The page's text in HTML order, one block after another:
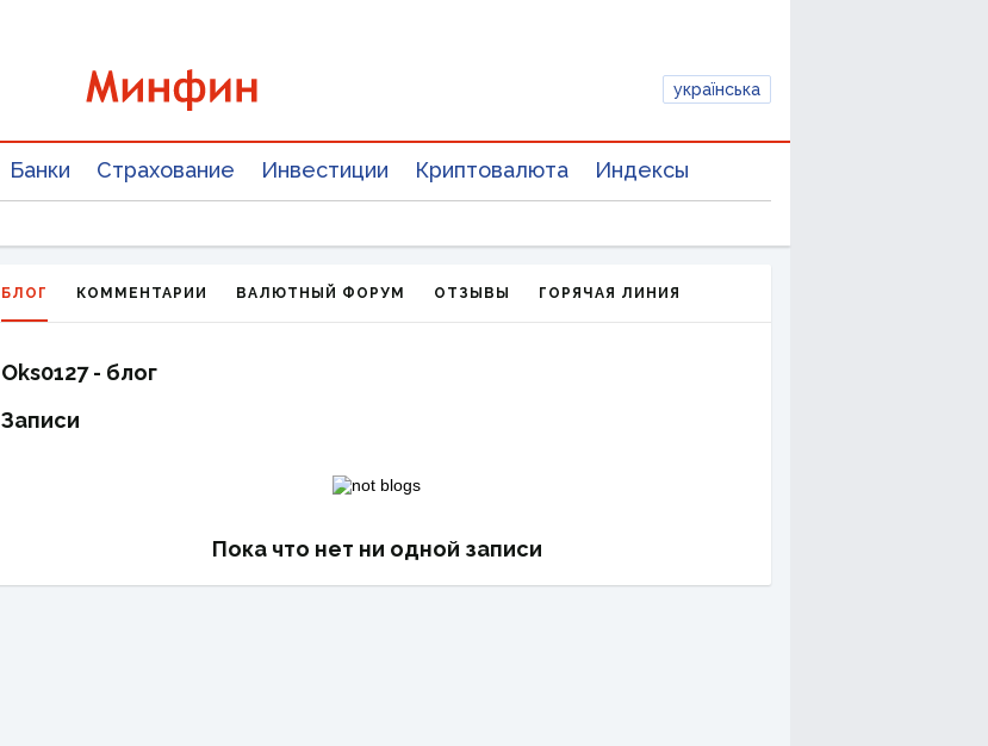
українська
Банки Страхование Инвестиции Криптовалюта Индексы
БЛОГ КОММЕНТАРИИ ВАЛЮТНЫЙ ФОРУМ ОТЗЫВЫ ГОРЯЧАЯ ЛИНИЯ
Oks0127 - блог
Записи
Пока что нет ни одной записи